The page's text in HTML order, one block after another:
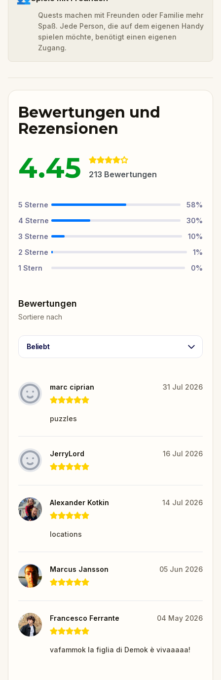
Quests machen mit Freunden oder Familie mehr
Spaß. Jede Person, die auf dem eigenen Handy
spielen möchte, benötigt einen eigenen
Zugang.
Bewertungen und
Rezensionen
4.45 213 Bewertungen
5 Sterne 58%
4 Sterne 30%
3 Sterne 10%
2 Sterne 1%
1 Stern 0%
Bewertungen
Sortiere nach
Beliebt
marc ciprian 31 Jul 2026
puzzles
JerryLord 16 Jul 2026
Alexander Kotkin 14 Jul 2026
locations
Marcus Jansson 05 Jun 2026
Francesco Ferrante 04 May 2026
vafammok la figlia di Demok è vivaaaaa!